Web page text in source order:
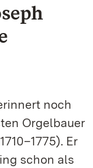
noch
Orgelbauer
Er
schon als